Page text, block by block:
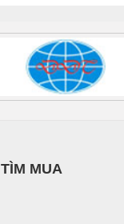
TÌM MUA